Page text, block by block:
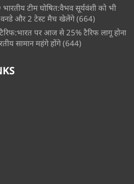
टीम घोषित:वैभव सूर्यवंशी को भी
वनडे और 2 टेस्ट मैच खेलेंगे (664)
पर आज से 25% टैरिफ लागू होना
सामान महंगे होंगे (644)